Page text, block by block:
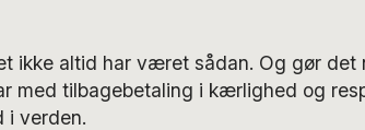
ikke altid har været sådan. Og gør det
med tilbagebetaling i kærlighed og
i verden.